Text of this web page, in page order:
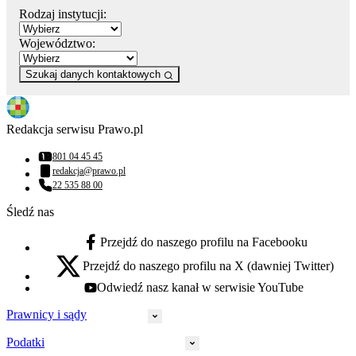
Rodzaj instytucji:
Województwo:
Szukaj danych kontaktowych
Redakcja serwisu Prawo.pl
Numer telefonu:
801 04 45 45
Adres email:
redakcja@prawo.pl
Numer telefonu:
22 535 88 00
Śledź nas
facebook - otwiera się w nowej karcie
Przejdź do naszego profilu na Facebooku
x - otwiera się w nowej karcie
Przejdź do naszego profilu na X (dawniej Twitter)
youtube - otwiera się w nowej karcie
Odwiedź nasz kanał w serwisie YouTube
Prawnicy i sądy
Podatki